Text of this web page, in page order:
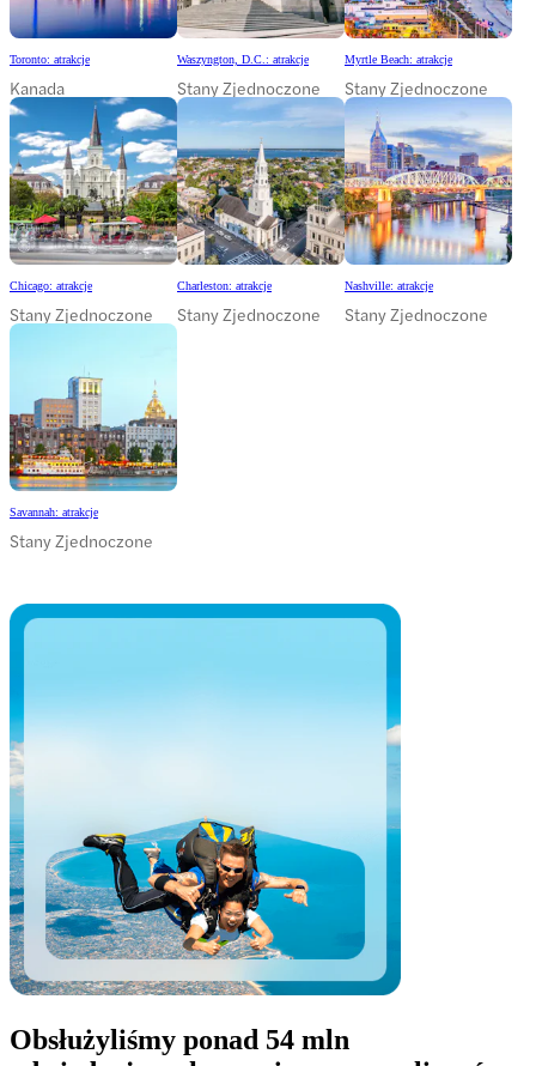
Toronto: atrakcje
Kanada
Waszyngton, D.C.: atrakcje
Stany Zjednoczone
Myrtle Beach: atrakcje
Stany Zjednoczone
Chicago: atrakcje
Stany Zjednoczone
Charleston: atrakcje
Stany Zjednoczone
Nashville: atrakcje
Stany Zjednoczone
Savannah: atrakcje
Stany Zjednoczone
Obsłużyliśmy ponad 54 mln